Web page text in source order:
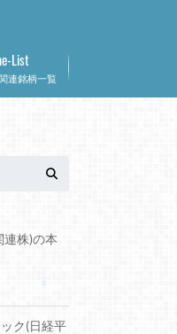
連銘柄一覧
List
連株)の本
ク(日経平